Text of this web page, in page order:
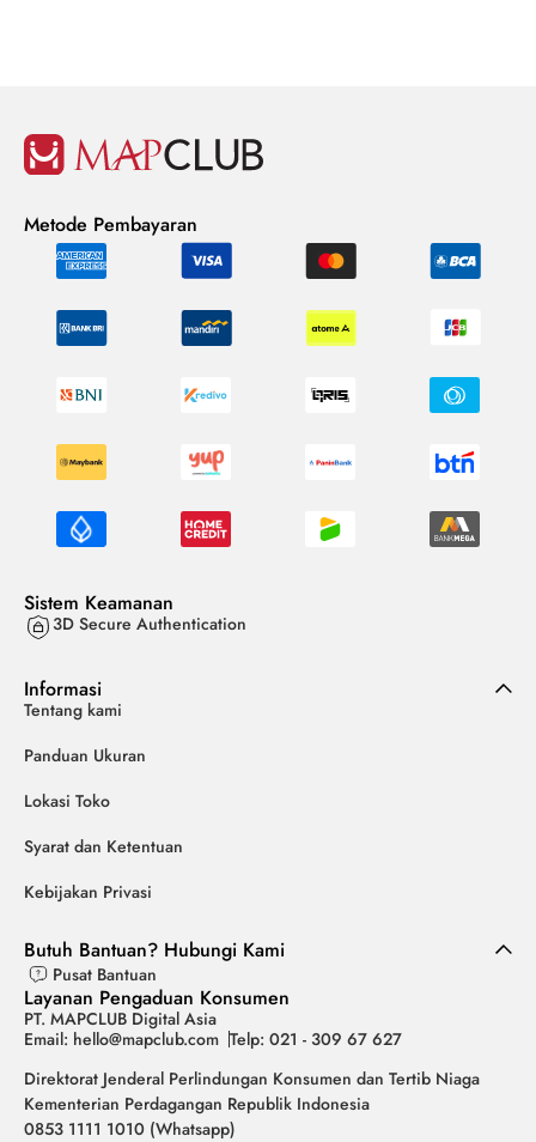
Metode Pembayaran
Sistem Keamanan
3D Secure Authentication
Informasi
Tentang kami
Panduan Ukuran
Lokasi Toko
Syarat dan Ketentuan
Kebijakan Privasi
Butuh Bantuan? Hubungi Kami
Pusat Bantuan
Layanan Pengaduan Konsumen
PT. MAPCLUB Digital Asia
Email: hello@mapclub.com Telp: 021 - 309 67 627
Direktorat Jenderal Perlindungan Konsumen dan Tertib Niaga
Kementerian Perdagangan Republik Indonesia
0853 1111 1010 (Whatsapp)